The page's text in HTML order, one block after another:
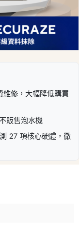
維修，大幅降低購買
販售泡水機
27 項核心硬體，徹